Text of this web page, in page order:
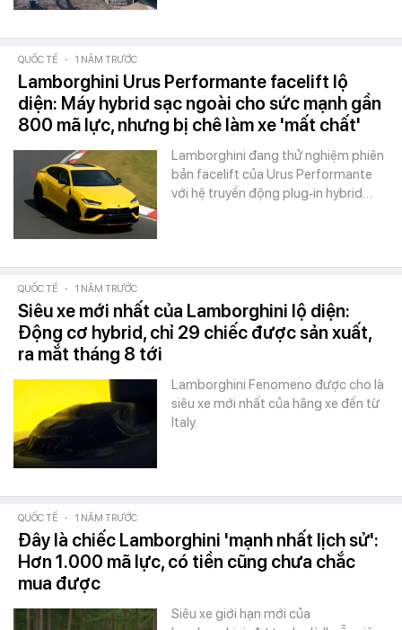
QUỐC TẾ - 1 NĂM TRƯỚC
Lamborghini Urus Performante facelift lộ
diện: Máy hybrid sạc ngoài cho sức mạnh gần
800 mã lực, nhưng bị chê làm xe 'mất chất'
Lamborghini đang thử nghiệm phiên
bản facelift của Urus Performante
với hệ truyền động plug‑in hybrid…
QUỐC TẾ - 1 NĂM TRƯỚC
Siêu xe mới nhất của Lamborghini lộ diện:
Động cơ hybrid, chỉ 29 chiếc được sản xuất,
ra mắt tháng 8 tới
Lamborghini Fenomeno được cho là
siêu xe mới nhất của hãng xe đến từ
Italy.
QUỐC TẾ - 1 NĂM TRƯỚC
Đây là chiếc Lamborghini 'mạnh nhất lịch sử':
Hơn 1.000 mã lực, có tiền cũng chưa chắc
mua được
Siêu xe giới hạn mới của